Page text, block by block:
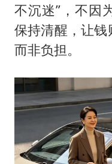
不沉迷”，不因
保持清醒，让钱
而非负担。